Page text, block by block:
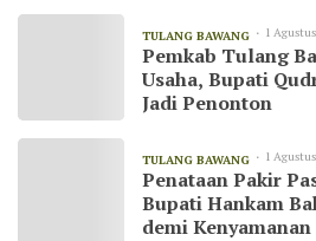
TULANG BAWANG 1
Pemkab Tulang
Usaha, Bupati
Jadi Penonton
TULANG BAWANG 1
Penataan Pakir
Bupati Hankam
demi